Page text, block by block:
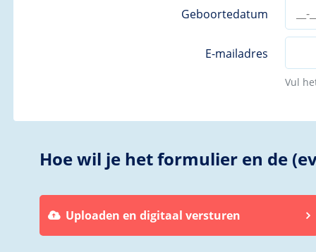
Geboortedatum
E-mailadres
Vul
Hoe wil je het formulier en de
Uploaden en digitaal versturen